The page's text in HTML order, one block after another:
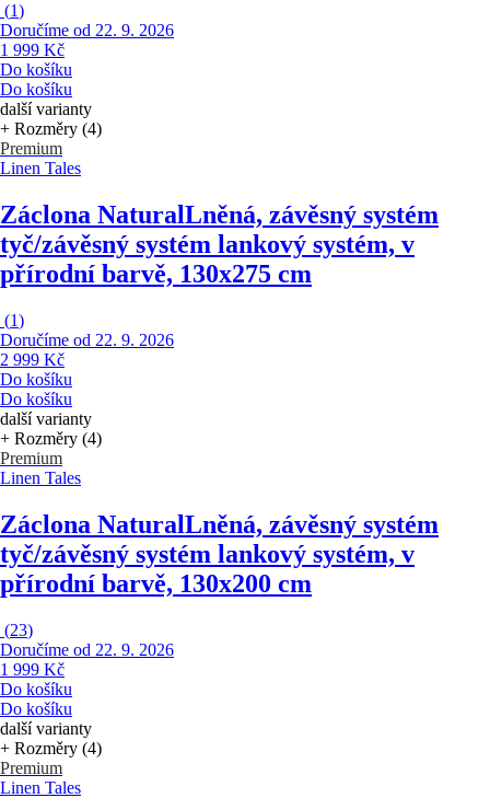
(1)
Doručíme od 22. 9. 2026
1 999 Kč
Do košíku
Do košíku
další varianty
+ Rozměry (4)
Premium
Linen Tales
Záclona NaturalLněná, závěsný systém
tyč/závěsný systém lankový systém, v
přírodní barvě, 130x275 cm
(1)
Doručíme od 22. 9. 2026
2 999 Kč
Do košíku
Do košíku
další varianty
+ Rozměry (4)
Premium
Linen Tales
Záclona NaturalLněná, závěsný systém
tyč/závěsný systém lankový systém, v
přírodní barvě, 130x200 cm
(23)
Doručíme od 22. 9. 2026
1 999 Kč
Do košíku
Do košíku
další varianty
+ Rozměry (4)
Premium
Linen Tales